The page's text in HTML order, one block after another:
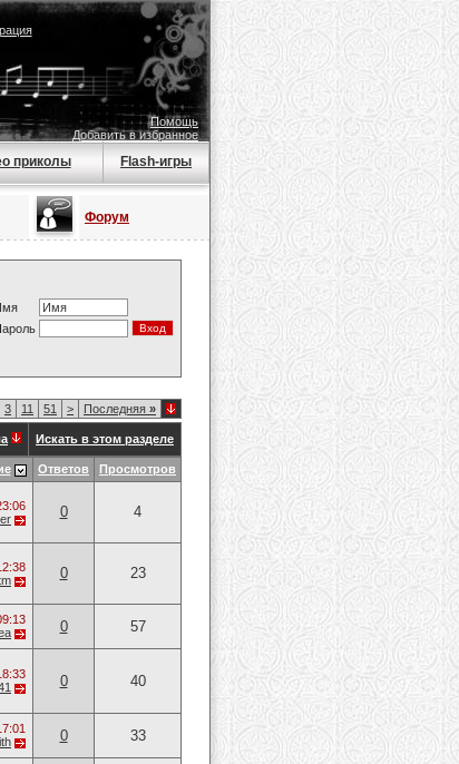
Помощь
Добавить в избранное
приколы Flash-игры
Форум
3 11 51 > Последняя »
Искать в этом разделе
Ответов Просмотров
0 4
0 23
0 57
0 40
0 33